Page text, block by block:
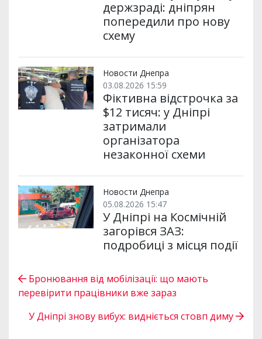
держзраді: дніпрян
попередили про нову
схему
Новости Днепра
03.08.2026 15:59
Фіктивна відстрочка за
$12 тисяч: у Дніпрі
затримали
організатора
незаконної схеми
Новости Днепра
05.08.2026 15:47
У Дніпрі на Космічній
загорівся ЗАЗ:
подробиці з місця події
Бронювання від мобілізації: що мають
перевірити працівники вже зараз
У Дніпрі знову вибух: видніється стовп диму